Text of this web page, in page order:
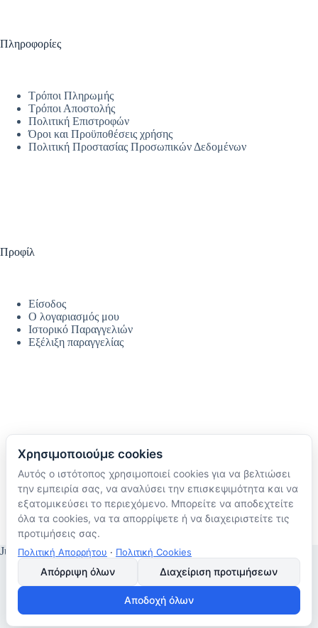
Πληροφορίες
Τρόποι Πληρωμής
Τρόποι Αποστολής
Πολιτική Επιστροφών
Όροι και Προϋποθέσεις χρήσης
Πολιτική Προστασίας Προσωπικών Δεδομένων
Προφίλ
Είσοδος
Ο λογαριασμός μου
Ιστορικό Παραγγελιών
Εξέλιξη παραγγελίας
Ακολουθήστε μας
TikTok
Instagram
Facebook
JustMyHome © Copyright 2026
Χρησιμοποιούμε cookies
Αυτός ο ιστότοπος χρησιμοποιεί cookies για να βελτιώσει
την εμπειρία σας, να αναλύσει την επισκεψιμότητα και να
εξατομικεύσει το περιεχόμενο. Μπορείτε να αποδεχτείτε
όλα τα cookies, να τα απορρίψετε ή να διαχειριστείτε τις
προτιμήσεις σας.
Πολιτική Απορρήτου · Πολιτική Cookies
Απόρριψη όλων Διαχείριση προτιμήσεων
Αποδοχή όλων